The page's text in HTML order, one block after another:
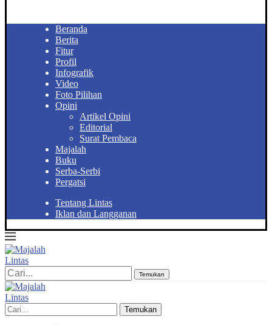
Beranda
Berita
Fitur
Profil
Infografik
Video
Foto Pilihan
Opini
Artikel Opini
Editorial
Surat Pembaca
Majalah
Buku
Serba-Serbi
Pergatsi
Tentang Lintas
Iklan dan Langganan
Temukan
Temukan